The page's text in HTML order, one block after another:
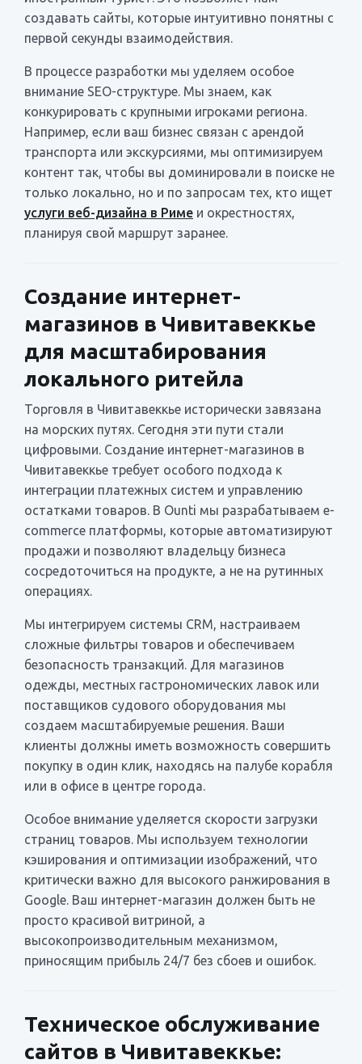
создавать сайты, которые интуитивно понятны с
первой секунды взаимодействия.
В процессе разработки мы уделяем особое
внимание SEO-структуре. Мы знаем, как
конкурировать с крупными игроками региона.
Например, если ваш бизнес связан с арендой
транспорта или экскурсиями, мы оптимизируем
контент так, чтобы вы доминировали в поиске не
только локально, но и по запросам тех, кто ищет
услуги веб-дизайна в Риме и окрестностях,
планируя свой маршрут заранее.
Создание интернет-
магазинов в Чивитавеккье
для масштабирования
локального ритейла
Торговля в Чивитавеккье исторически завязана
на морских путях. Сегодня эти пути стали
цифровыми. Создание интернет-магазинов в
Чивитавеккье требует особого подхода к
интеграции платежных систем и управлению
остатками товаров. В Ounti мы разрабатываем e-
commerce платформы, которые автоматизируют
продажи и позволяют владельцу бизнеса
сосредоточиться на продукте, а не на рутинных
операциях.
Мы интегрируем системы CRM, настраиваем
сложные фильтры товаров и обеспечиваем
безопасность транзакций. Для магазинов
одежды, местных гастрономических лавок или
поставщиков судового оборудования мы
создаем масштабируемые решения. Ваши
клиенты должны иметь возможность совершить
покупку в один клик, находясь на палубе корабля
или в офисе в центре города.
Особое внимание уделяется скорости загрузки
страниц товаров. Мы используем технологии
кэширования и оптимизации изображений, что
критически важно для высокого ранжирования в
Google. Ваш интернет-магазин должен быть не
просто красивой витриной, а
высокопроизводительным механизмом,
приносящим прибыль 24/7 без сбоев и ошибок.
Техническое обслуживание
сайтов в Чивитавеккье: